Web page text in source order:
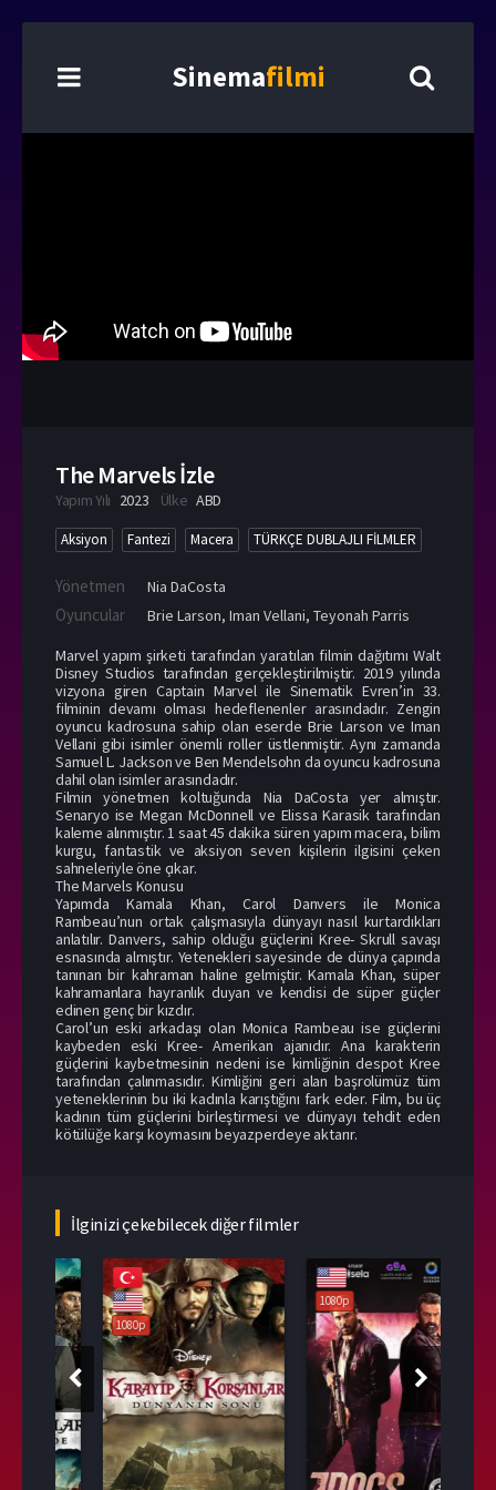
Sinemafilmi
The Marvels İzle
Yapım Yılı 2023 Ülke ABD
Aksiyon Fantezi Macera TÜRKÇE DUBLAJLI FİLMLER
Yönetmen Nia DaCosta
Oyuncular Brie Larson, Iman Vellani, Teyonah Parris
Marvel yapım şirketi tarafından yaratılan filmin dağıtımı Walt
Disney Studios tarafından gerçekleştirilmiştir. 2019 yılında
vizyona giren Captain Marvel ile Sinematik Evren’in 33.
filminin devamı olması hedeflenenler arasındadır. Zengin
oyuncu kadrosuna sahip olan eserde Brie Larson ve Iman
Vellani gibi isimler önemli roller üstlenmiştir. Aynı zamanda
Samuel L. Jackson ve Ben Mendelsohn da oyuncu kadrosuna
dahil olan isimler arasındadır.
Filmin yönetmen koltuğunda Nia DaCosta yer almıştır.
Senaryo ise Megan McDonnell ve Elissa Karasik tarafından
kaleme alınmıştır. 1 saat 45 dakika süren yapım macera, bilim
kurgu, fantastik ve aksiyon seven kişilerin ilgisini çeken
sahneleriyle öne çıkar.
The Marvels Konusu
Yapımda Kamala Khan, Carol Danvers ile Monica
Rambeau’nun ortak çalışmasıyla dünyayı nasıl kurtardıkları
anlatılır. Danvers, sahip olduğu güçlerini Kree- Skrull savaşı
esnasında almıştır. Yetenekleri sayesinde de dünya çapında
tanınan bir kahraman haline gelmiştir. Kamala Khan, süper
kahramanlara hayranlık duyan ve kendisi de süper güçler
edinen genç bir kızdır.
Carol’un eski arkadaşı olan Monica Rambeau ise güçlerini
kaybeden eski Kree- Amerikan ajanıdır. Ana karakterin
güçlerini kaybetmesinin nedeni ise kimliğinin despot Kree
tarafından çalınmasıdır. Kimliğini geri alan başrolümüz tüm
yeteneklerinin bu iki kadınla karıştığını fark eder. Film, bu üç
kadının tüm güçlerini birleştirmesi ve dünyayı tehdit eden
kötülüğe karşı koymasını beyazperdeye aktarır.
İlginizi çekebilecek diğer filmler
1080p